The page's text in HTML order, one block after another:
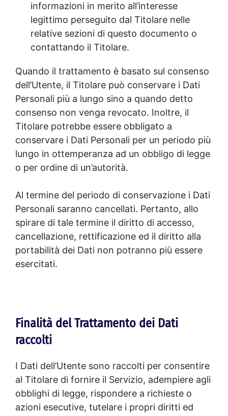
informazioni in merito all’interesse
legittimo perseguito dal Titolare nelle
relative sezioni di questo documento o
contattando il Titolare.
Quando il trattamento è basato sul consenso
dell’Utente, il Titolare può conservare i Dati
Personali più a lungo sino a quando detto
consenso non venga revocato. Inoltre, il
Titolare potrebbe essere obbligato a
conservare i Dati Personali per un periodo più
lungo in ottemperanza ad un obbligo di legge
o per ordine di un’autorità.
Al termine del periodo di conservazione i Dati
Personali saranno cancellati. Pertanto, allo
spirare di tale termine il diritto di accesso,
cancellazione, rettificazione ed il diritto alla
portabilità dei Dati non potranno più essere
esercitati.
Finalità del Trattamento dei Dati
raccolti
I Dati dell’Utente sono raccolti per consentire
al Titolare di fornire il Servizio, adempiere agli
obblighi di legge, rispondere a richieste o
azioni esecutive, tutelare i propri diritti ed